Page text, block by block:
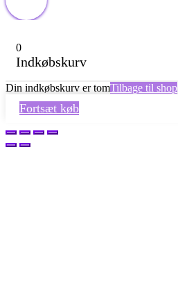
0
Indkøbskurv
Din indkøbskurv er tomTilbage til shop
Fortsæt køb